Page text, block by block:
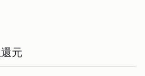
元